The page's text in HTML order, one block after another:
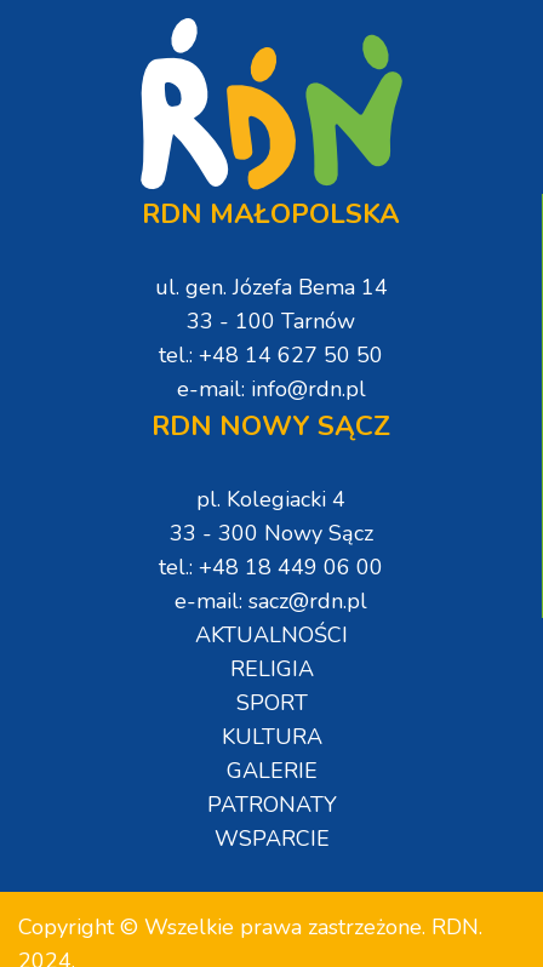
RDN MAŁOPOLSKA
ul. gen. Józefa Bema 14
33 - 100 Tarnów
tel.: +48 14 627 50 50
e-mail: info@rdn.pl
RDN NOWY SĄCZ
pl. Kolegiacki 4
33 - 300 Nowy Sącz
tel.: +48 18 449 06 00
e-mail: sacz@rdn.pl
AKTUALNOŚCI
RELIGIA
SPORT
KULTURA
GALERIE
PATRONATY
WSPARCIE
Copyright © Wszelkie prawa zastrzeżone. RDN.
2024.